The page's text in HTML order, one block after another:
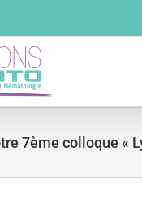
7ème colloque «